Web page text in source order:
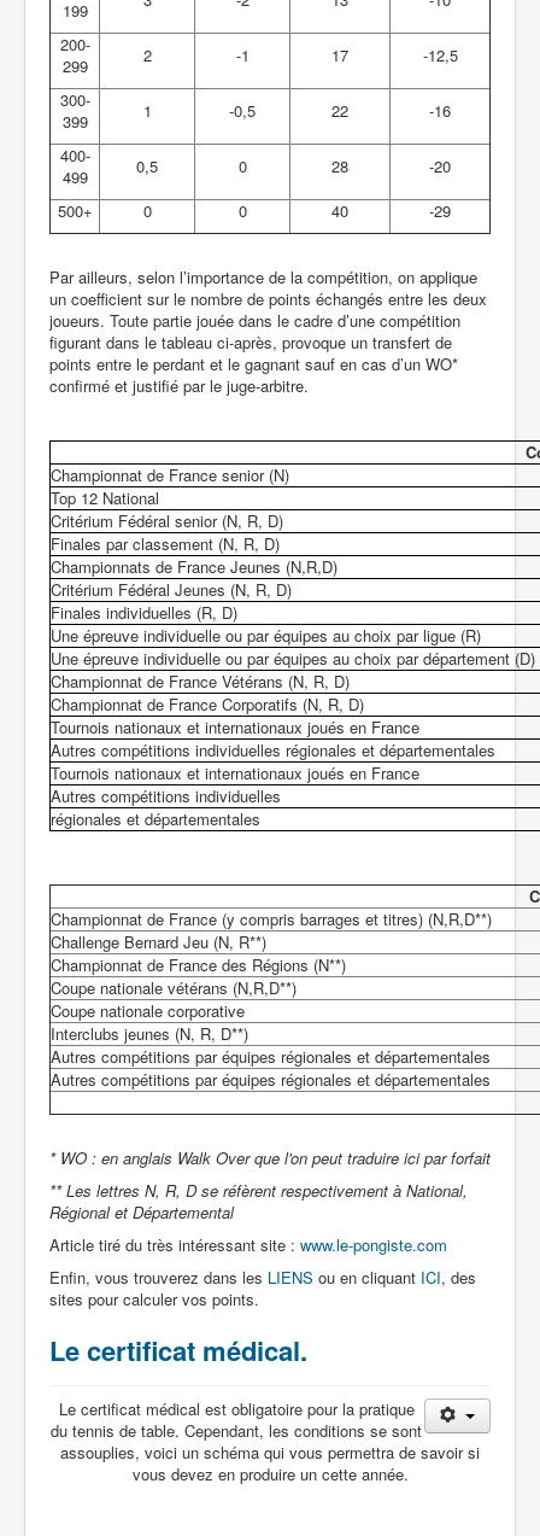
199
200-
299
2 -1 17
-12,5
300-
399
1 -0,5 22
-16
400-
499
0,5 0 28
-20
500+
0 0 40 -29
Par ailleurs, selon l’importance de la compétition, on applique
un coefficient sur le nombre de points échangés entre les deux
joueurs. Toute partie jouée dans le cadre d’une compétition
figurant dans le tableau ci-après, provoque un transfert de
points entre le perdant et le gagnant sauf en cas d’un WO*
confirmé et justifié par le juge-arbitre.
Championnat de France senior (N)
Top 12 National
Critérium Fédéral senior (N, R, D)
Finales par classement (N, R, D)
Championnats de France Jeunes (N,R,D)
Critérium Fédéral Jeunes (N, R, D)
Finales individuelles (R, D)
Une épreuve individuelle ou par équipes au choix par ligue (R)
Une épreuve individuelle ou par équipes au choix par département (D)
Championnat de France Vétérans (N, R, D)
Championnat de France Corporatifs (N, R, D)
Tournois nationaux et internationaux joués en France
Autres compétitions individuelles régionales et départementales
Tournois nationaux et internationaux joués en France
Autres compétitions individuelles
régionales et départementales
Championnat de France (y compris barrages et titres) (N,R,D**)
Challenge Bernard Jeu (N, R**)
Championnat de France des Régions (N**)
Coupe nationale vétérans (N,R,D**)
Coupe nationale corporative
Interclubs jeunes (N, R, D**)
Autres compétitions par équipes régionales et départementales
Autres compétitions par équipes régionales et départementales
* WO : en anglais Walk Over que l'on peut traduire ici par forfait
** Les lettres N, R, D se réfèrent respectivement à National,
Régional et Départemental
Article tiré du très intéressant site : www.le-pongiste.com
Enfin, vous trouverez dans les LIENS ou en cliquant ICI, des
sites pour calculer vos points.
Le certificat médical.
Le certificat médical est obligatoire pour la pratique
du tennis de table. Cependant, les conditions se sont
assouplies, voici un schéma qui vous permettra de savoir si
vous devez en produire un cette année.